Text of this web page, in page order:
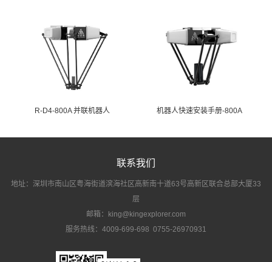
R-D4-800A 并联机器人 机器人快速安装手册-800A
联系我们
地址：深圳市南山区粤海街道滨海社区高新南十道63号高新区联合总部大厦33
层
邮箱：king@kingexplorer.com
服务热线：4009-699-698 0755-26970931